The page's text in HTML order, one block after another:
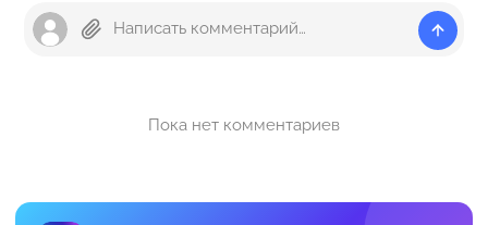
Пока нет комментариев